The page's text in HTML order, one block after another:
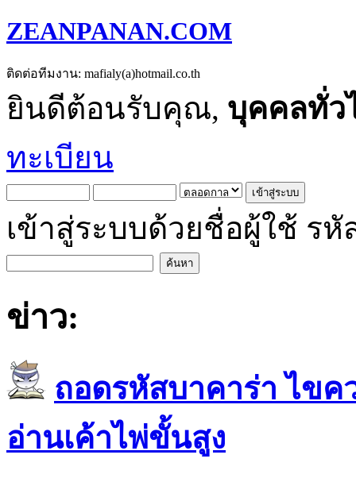
ZEANPANAN.COM
ติดต่อทีมงาน: mafialy(a)hotmail.co.th
ยินดีต้อนรับคุณ, บุคคลทั่ว
ทะเบียน
เข้าสู่ระบบด้วยชื่อผู้ใช้ รหั
ข่าว:
ถอดรหัสบาคาร่า ไขค
อ่านเค้าไพ่ขั้นสูง